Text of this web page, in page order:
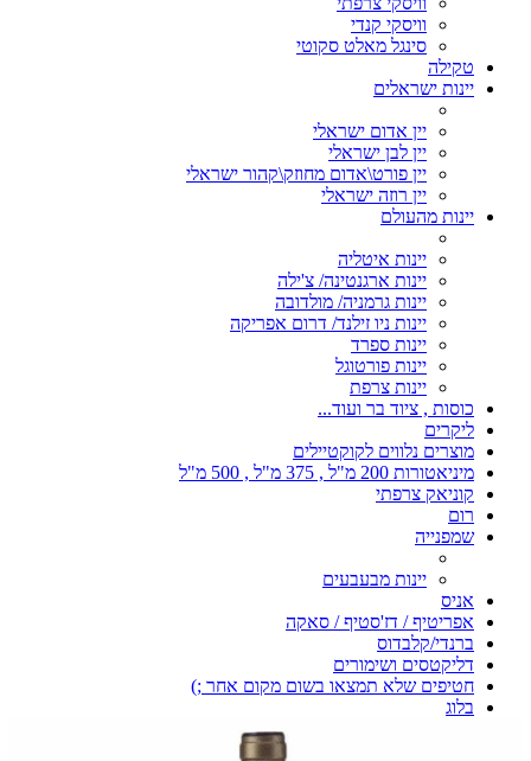
וויסקי קנדי
סינגל מאלט סקוטי
טקילה
יינות ישראלים
יין אדום ישראלי
יין לבן ישראלי
יין פורט\אדום מחוזק\קהור ישראלי
יין רוזה ישראלי
יינות מהעולם
יינות איטליה
יינות ארגנטינה/ צ'ילה
יינות גרמניה/ מולדובה
יינות ניו זילנד/ דרום אפריקה
יינות ספרד
יינות פורטוגל
יינות צרפת
כוסות , ציוד בר ועוד...
ליקרים
מוצרים נלווים לקוקטיילים
מיניאטורות 200 מ"ל , 375 מ"ל , 500 מ"ל
קוניאק צרפתי
רום
שמפנייה
יינות מבעבעים
אניס
אפריטיף / דז'סטיף / סאקה
ברנדי/קלבדוס
דליקטסים ושימורים
חטיפים שלא תמצאו בשום מקום אחר ;)
בלוג